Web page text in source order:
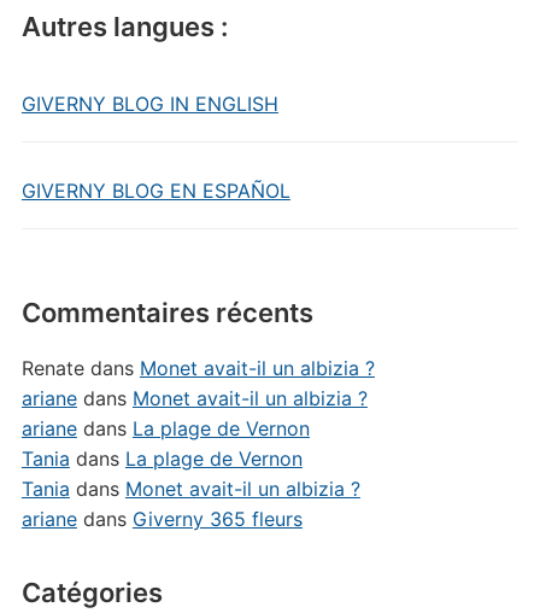
Autres langues :
GIVERNY BLOG IN ENGLISH
GIVERNY BLOG EN ESPAÑOL
Commentaires récents
Renatedans Monet avait-il un albizia ?
arianedans Monet avait-il un albizia ?
arianedans La plage de Vernon
Tania dans La plage de Vernon
Tania dans Monet avait-il un albizia ?
arianedans Giverny 365 fleurs
Catégories